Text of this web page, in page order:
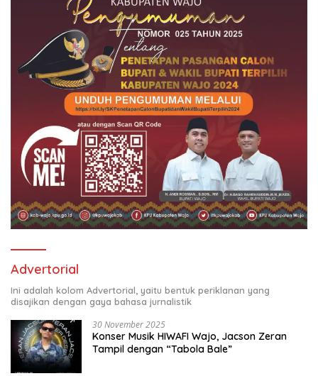
Advertorial
Ini adalah kolom Advertorial, yaitu bentuk periklanan yang
disajikan dengan gaya bahasa jurnalistik
30 November 2025
Konser Musik HIWAFI Wajo, Jacson Zeran
Tampil dengan “Tabola Bale”